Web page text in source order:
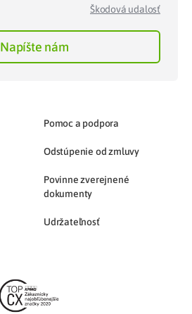
Škodová udalosť
Napíšte nám
Pomoc a podpora
Odstúpenie od zmluvy
Povinne zverejnené
dokumenty
Udržateľnosť